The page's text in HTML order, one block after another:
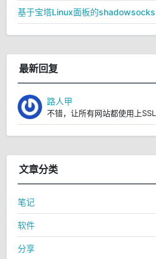
基于宝塔Linux面板的
最新回复
路人甲
不错，让所有网站都使用上SSL
文章分类
笔记
软件
分享